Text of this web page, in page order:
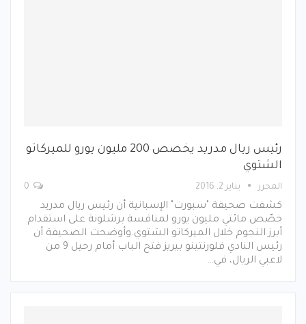
رئيس ريال مدريد يخصص 200 مليون يورو للميركاتو
الشتوي
المحرر يناير 2, 2016
كشفت صحيفة "سبورت" الإسبانية أن رئيس ريال مدريد
خصّص مائتي مليون يورو لمنافسة برشلونة على استقدام
أبرز النجوم خلال الميركاتو الشتوي.وأوضحت الصحيفة أن
رئيس النادي فلورنتينو بيريز فتح الباب أمام رحيل 9 من
لاعبي الريال، في…